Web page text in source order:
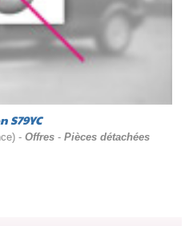
- Offres- Pièces détachées